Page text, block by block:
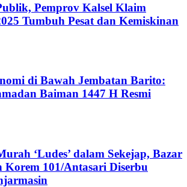
Pemprov Kalsel Klaim
Tumbuh Pesat dan Kemiskinan
di Bawah Jembatan Barito:
Baiman 1447 H Resmi
‘Ludes’ dalam Sekejap, Bazar
Korem 101/Antasari Diserbu